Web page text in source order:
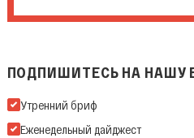
ПОДПИШИТЕСЬ НА НАШУ
Подпишитесь на нашу Email-
Утренний бриф
Еженедельный дайджест